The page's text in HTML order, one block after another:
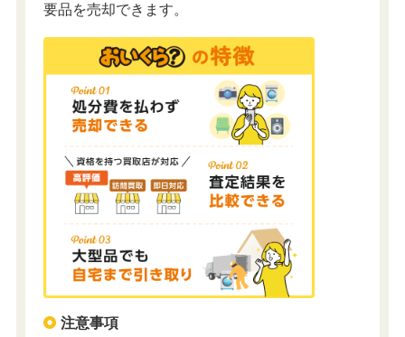
要品を売却できます。
注意事項